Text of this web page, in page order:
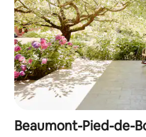
Beaumont-Pied-de-